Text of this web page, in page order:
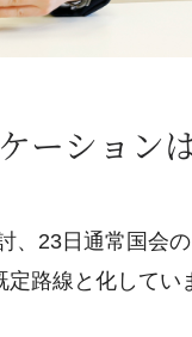
ーション
、23日通常国会
路線と化してい